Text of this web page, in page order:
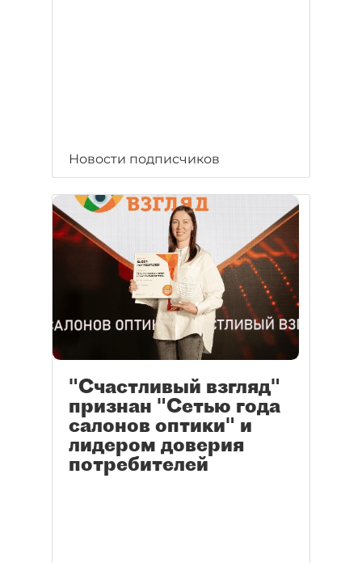
Новости подписчиков
"Счастливый взгляд"
признан "Сетью года
салонов оптики" и
лидером доверия
потребителей